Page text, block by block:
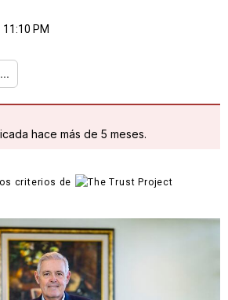
PM
...
hace más de 5 meses.
criterios de